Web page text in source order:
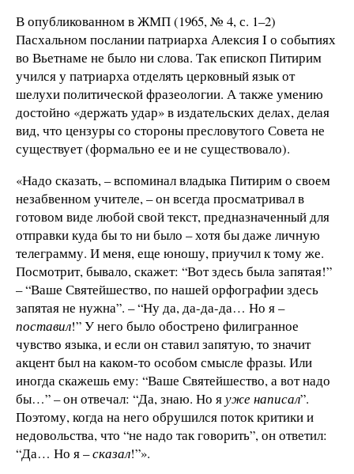
В опубликованном в ЖМП (1965, № 4, с. 1–2)
Пасхальном послании патриарха Алексия I о событиях
во Вьетнаме не было ни слова. Так епископ Питирим
учился у патриарха отделять церковный язык от
шелухи политической фразеологии. А также умению
достойно «держать удар» в издательских делах, делая
вид, что цензуры со стороны пресловутого Совета не
существует (формально ее и не существовало).
«Надо сказать, – вспоминал владыка Питирим о своем
незабвенном учителе, – он всегда просматривал в
готовом виде любой свой текст, предназначенный для
отправки куда бы то ни было – хотя бы даже личную
телеграмму. И меня, еще юношу, приучил к тому же.
Посмотрит, бывало, скажет: “Вот здесь была запятая!”
– “Ваше Святейшество, по нашей орфографии здесь
запятая не нужна”. – “Ну да, да-да-да… Но я –
поставил!” У него было обострено филигранное
чувство языка, и если он ставил запятую, то значит
акцент был на каком-то особом смысле фразы. Или
иногда скажешь ему: “Ваше Святейшество, а вот надо
бы…” – он отвечал: “Да, знаю. Но яуже написал”.
Поэтому, когда на него обрушился поток критики и
недовольства, что “не надо так говорить”, он ответил:
“Да… Но я –сказал!”».